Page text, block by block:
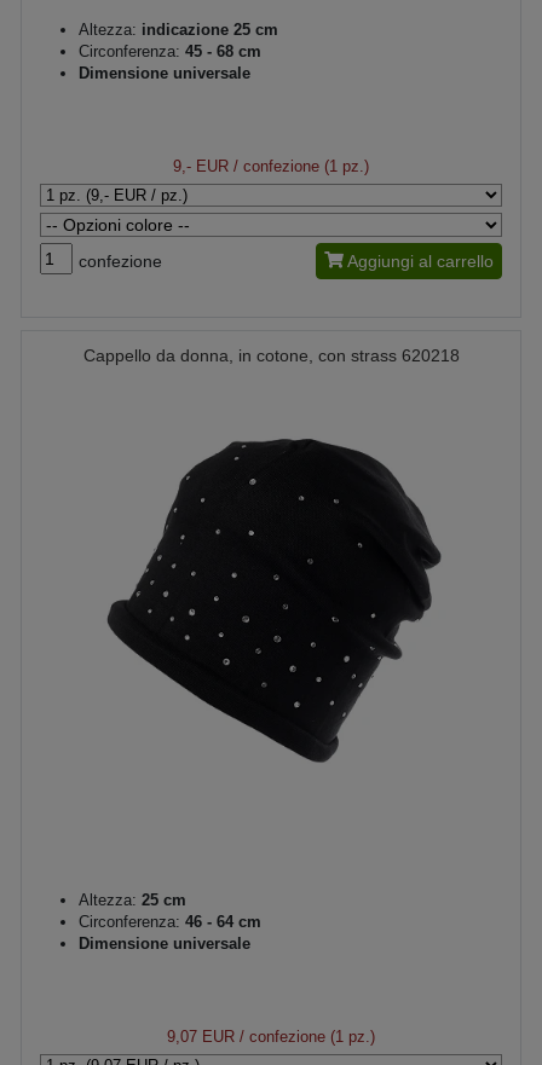
Altezza: indicazione 25 cm
Circonferenza: 45 - 68 cm
Dimensione universale
9,- EUR / confezione (1 pz.)
confezione Aggiungi al carrello
Cappello da donna, in cotone, con strass 620218
Altezza: 25 cm
Circonferenza: 46 - 64 cm
Dimensione universale
9,07 EUR / confezione (1 pz.)